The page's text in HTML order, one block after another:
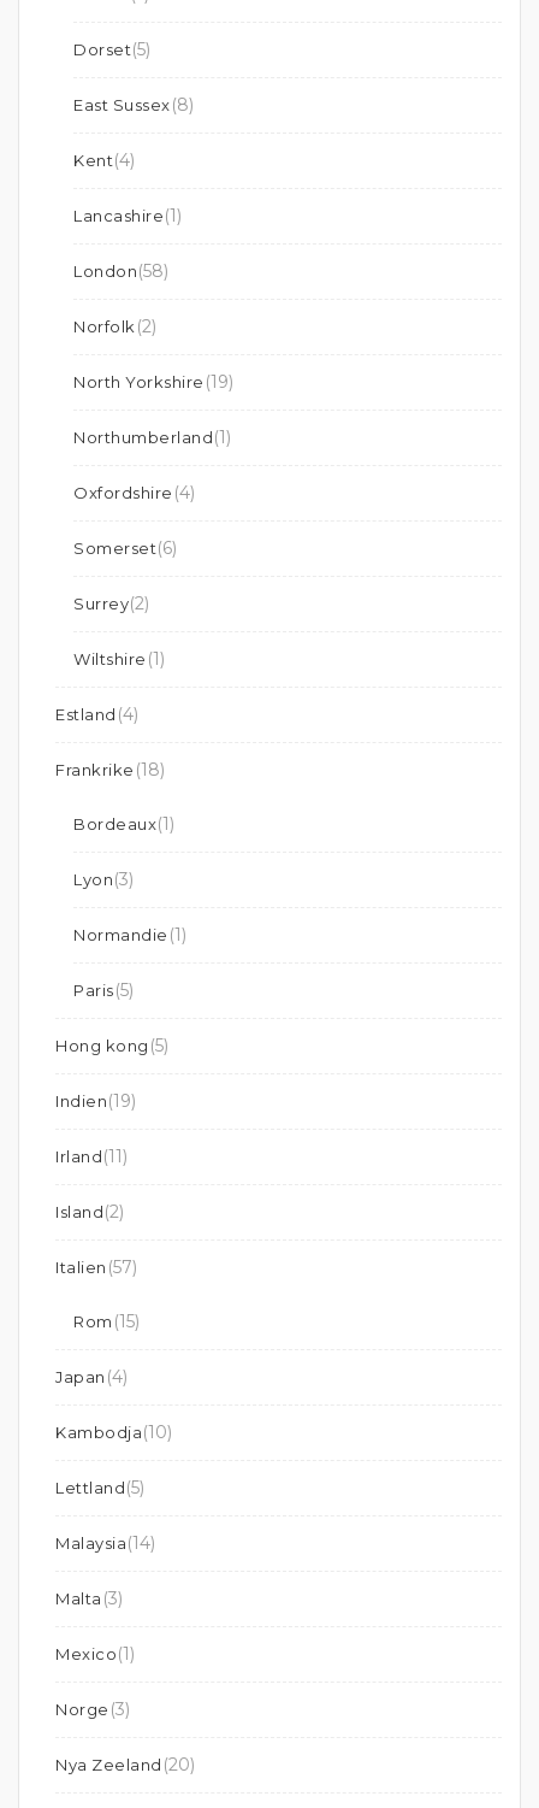
Dorset(5)
East Sussex(8)
Kent(4)
Lancashire(1)
London(58)
Norfolk (2)
North Yorkshire (19)
Northumberland(1)
Oxfordshire (4)
Somerset(6)
Surrey(2)
Wiltshire (1)
Estland (4)
Frankrike (18)
Bordeaux(1)
Lyon(3)
Normandie (1)
Paris(5)
Hong kong (5)
Indien(19)
Irland(11)
Island(2)
Italien (57)
Rom (15)
Japan (4)
Kambodja(10)
Lettland(5)
Malaysia(14)
Malta (3)
Mexico(1)
Norge (3)
Nya Zeeland (20)